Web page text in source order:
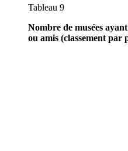
Tableau 9
Nombre de musées
ou amis (classement par